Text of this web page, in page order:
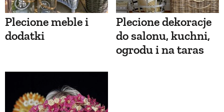
Plecione meble i
dodatki
Plecione dekoracje
do salonu, kuchni,
ogrodu i na taras